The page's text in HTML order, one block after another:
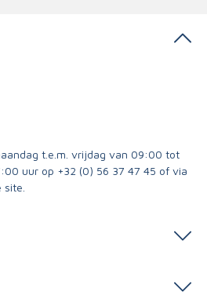
t.e.m. vrijdag van 09:00 tot
uur op +32 (0) 56 37 47 45 of via
site.